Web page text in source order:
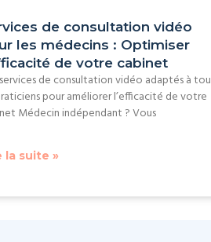
de consultation vidéo
les médecins : Optimiser
de votre cabinet
de consultation vidéo adaptés à
pour améliorer l’efficacité de votre
Médecin indépendant ? Vous
la suite »